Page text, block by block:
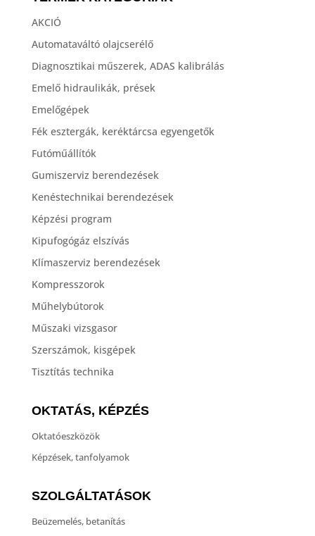
AKCIÓ
Automataváltó olajcserélő
Diagnosztikai műszerek, ADAS kalibrálás
Emelő hidraulikák, prések
Emelőgépek
Fék esztergák, keréktárcsa egyengetők
Futóműállítók
Gumiszerviz berendezések
Kenéstechnikai berendezések
Képzési program
Kipufogógáz elszívás
Klímaszerviz berendezések
Kompresszorok
Műhelybútorok
Műszaki vizsgasor
Szerszámok, kisgépek
Tisztítás technika
OKTATÁS, KÉPZÉS
Oktatóeszközök
Képzések, tanfolyamok
SZOLGÁLTATÁSOK
Beüzemelés, betanítás